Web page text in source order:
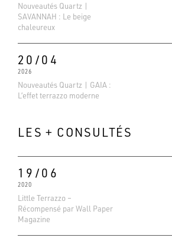
Nouveautés Quartz |
SAVANNAH : Le beige
chaleureux
20/04
2026
Nouveautés Quartz | GAIA :
L’effet terrazzo moderne
LES + CONSULTÉS
19/06
2020
Little Terrazzo –
Récompensé par Wall Paper
Magazine
4.6